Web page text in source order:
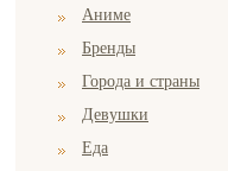
Аниме
Бренды
Города и страны
Девушки
Еда